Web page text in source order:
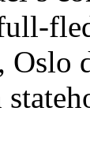
Oslo